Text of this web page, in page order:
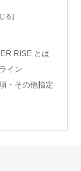
RISE とは
イン
・その他指定